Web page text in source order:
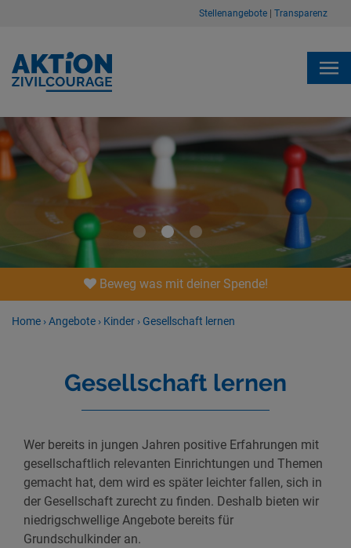
Stellenangebote Transparenz
1 2 3
Beweg was mit deiner Spende!
Home ›Angebote › Kinder › Gesellschaft lernen
Gesellschaft lernen
Wer bereits in jungen Jahren positive Erfahrungen mit
gesellschaftlich relevanten Einrichtungen und Themen
gemacht hat, dem wird es später leichter fallen, sich in
der Gesellschaft zurecht zu finden. Deshalb bieten wir
niedrigschwellige Angebote bereits für
Grundschulkinder an.